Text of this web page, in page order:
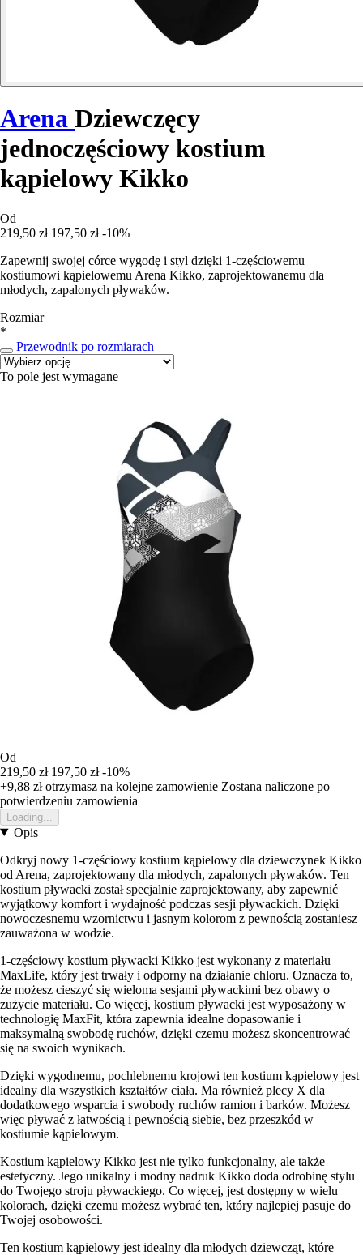
Arena Dziewczęcy
jednoczęściowy kostium
kąpielowy Kikko
Od
219,50 zł 197,50 zł -10%
Zapewnij swojej córce wygodę i styl dzięki 1-częściowemu
kostiumowi kąpielowemu Arena Kikko, zaprojektowanemu dla
młodych, zapalonych pływaków.
Rozmiar
*
Przewodnik po rozmiarach
To pole jest wymagane
Od
219,50 zł 197,50 zł -10%
+9,88 złotrzymasz na kolejne zamowienie Zostana naliczone po
potwierdzeniu zamowienia
Loading...
Opis
Odkryj nowy 1-częściowy kostium kąpielowy dla dziewczynek Kikko
od Arena, zaprojektowany dla młodych, zapalonych pływaków. Ten
kostium pływacki został specjalnie zaprojektowany, aby zapewnić
wyjątkowy komfort i wydajność podczas sesji pływackich. Dzięki
nowoczesnemu wzornictwu i jasnym kolorom z pewnością zostaniesz
zauważona w wodzie.
1-częściowy kostium pływacki Kikko jest wykonany z materiału
MaxLife, który jest trwały i odporny na działanie chloru. Oznacza to,
że możesz cieszyć się wieloma sesjami pływackimi bez obawy o
zużycie materiału. Co więcej, kostium pływacki jest wyposażony w
technologię MaxFit, która zapewnia idealne dopasowanie i
maksymalną swobodę ruchów, dzięki czemu możesz skoncentrować
się na swoich wynikach.
Dzięki wygodnemu, pochlebnemu krojowi ten kostium kąpielowy jest
idealny dla wszystkich kształtów ciała. Ma również plecy X dla
dodatkowego wsparcia i swobody ruchów ramion i barków. Możesz
więc pływać z łatwością i pewnością siebie, bez przeszkód w
kostiumie kąpielowym.
Kostium kąpielowy Kikko jest nie tylko funkcjonalny, ale także
estetyczny. Jego unikalny i modny nadruk Kikko doda odrobinę stylu
do Twojego stroju pływackiego. Co więcej, jest dostępny w wielu
kolorach, dzięki czemu możesz wybrać ten, który najlepiej pasuje do
Twojej osobowości.
Ten kostium kąpielowy jest idealny dla młodych dziewcząt, które